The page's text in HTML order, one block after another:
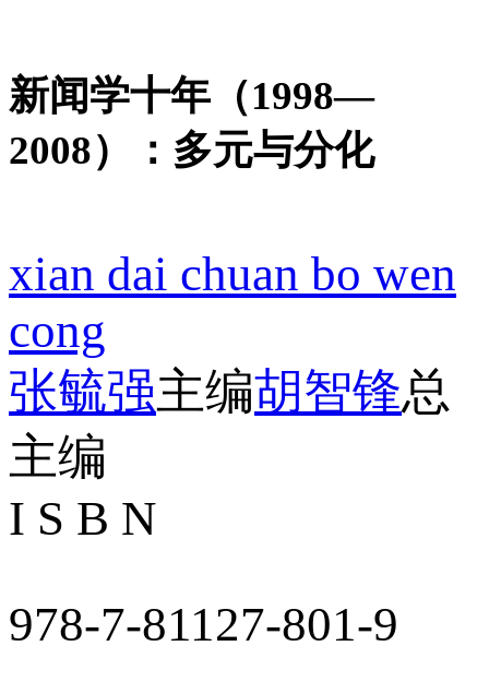
新闻学十年（1998—
2008）：多元与分化
xian dai chuan bo wen
cong
张毓强主编胡智锋总
主编
I S B N
978-7-81127-801-9